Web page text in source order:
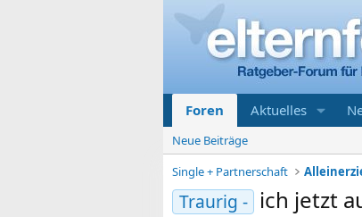
Foren Aktuelles
Neue Beiträge
Single + Partnerschaft
Traurig - ich jetzt